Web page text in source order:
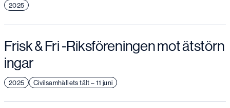
2025
Frisk & Fri -Riksföreningen mot ätstörn
ingar
2025 Civilsamhällets tält – 11 juni